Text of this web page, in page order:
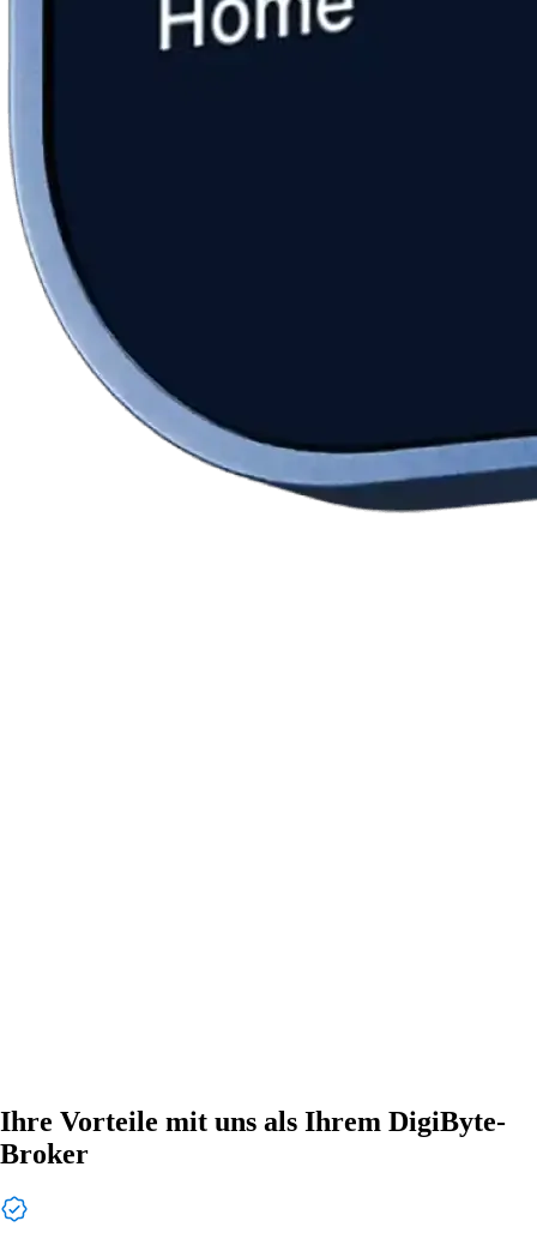
Ihre Vorteile mit uns als Ihrem DigiByte-
Broker